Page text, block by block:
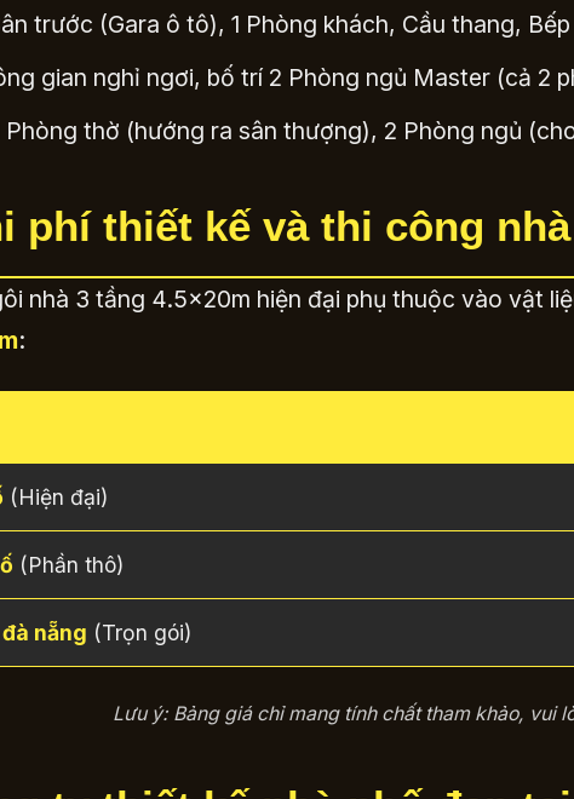
trước (Gara ô tô), 1 Phòng khách, Cầu thang,
gian nghỉ ngơi, bố trí 2 Phòng ngủ Master (cả 2
Phòng thờ (hướng ra sân thượng), 2 Phòng ngủ
phí thiết kế và thi công
nhà 3 tầng 4.5x20m hiện đại phụ thuộc vào vật
:
(Hiện đại)
(Phần thô)
nẵng (Trọn gói)
Lưu ý: Bảng giá chỉ mang tính chất tham khảo, vui